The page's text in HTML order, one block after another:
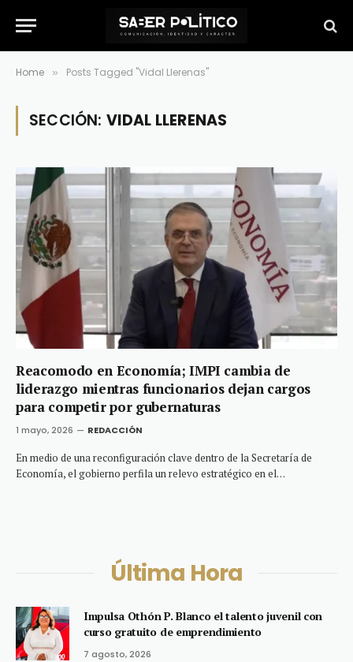
Home » Posts Tagged "Vidal Llerenas"
SECCIÓN: VIDAL LLERENAS
Reacomodo en Economía; IMPI cambia de
liderazgo mientras funcionarios dejan cargos
para competir por gubernaturas
1 mayo, 2026 REDACCIÓN
En medio de una reconfiguración clave dentro de la Secretaría de
Economía, el gobierno perfila un relevo estratégico en el…
Última Hora
Impulsa Othón P. Blanco el talento juvenil con
curso gratuito de emprendimiento
7 agosto, 2026